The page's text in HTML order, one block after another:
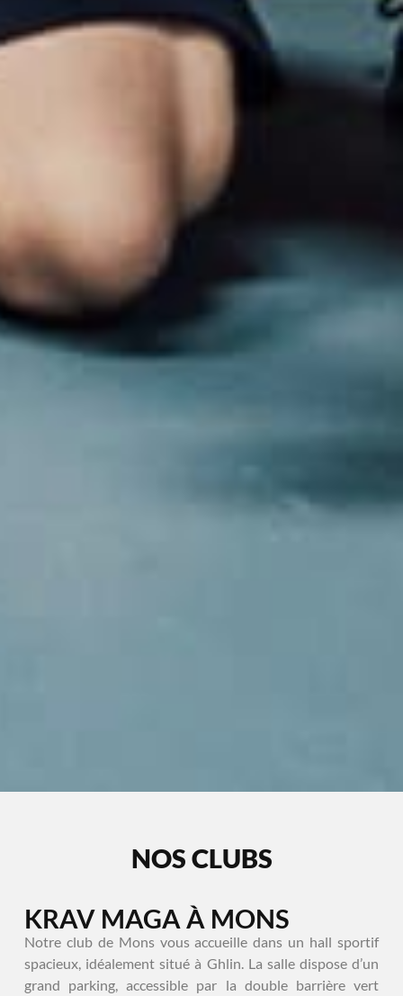
NOS CLUBS
KRAV MAGA À MONS
Notre club de Mons vous accueille dans un hall sportif
spacieux, idéalement situé à Ghlin. La salle dispose d’un
grand parking, accessible par la double barrière vert